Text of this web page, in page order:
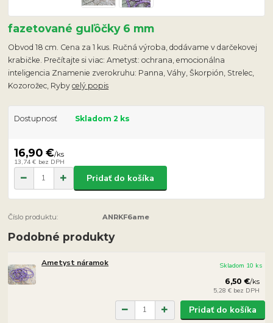
fazetované guľôčky 6 mm
Obvod 18 cm. Cena za 1 kus. Ručná výroba, dodávame v darčekovej
krabičke. Prečítajte si viac: Ametyst: ochrana, emocionálna
inteligencia Znamenie zverokruhu: Panna, Váhy, Škorpión, Strelec,
Kozorožec, Rybycelý popis
Dostupnosť Skladom 2 ks
16,90 €/ks
13,74 € bez DPH
Pridať do košíka
Číslo produktu: ANRKF6ame
Podobné produkty
Ametyst náramok
6,50 €/ks
5,28 € bez DPH
Skladom 10 ks
Pridať do košíka